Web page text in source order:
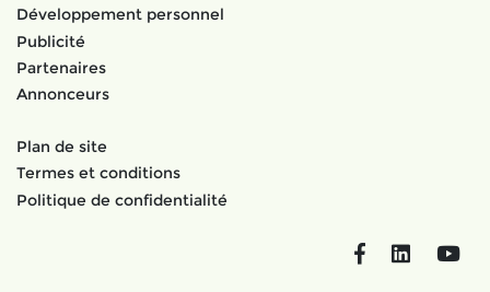
Développement personnel
Publicité
Partenaires
Annonceurs
Plan de site
Termes et conditions
Politique de confidentialité
FacebookLinkedIn